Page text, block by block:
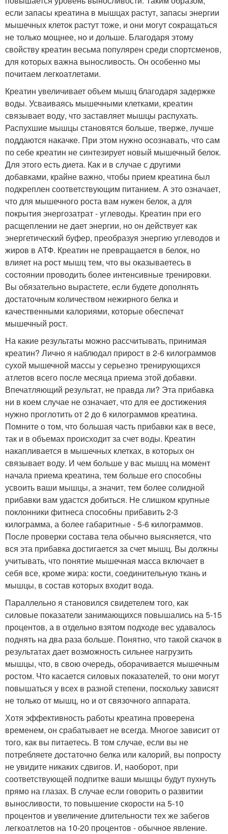
если запасы креатина в мышцах растут, запасы энергии
мышечных клеток растут тоже, и они могут сокращаться
не только мощнее, но и дольше. Благодаря этому
свойству креатин весьма популярен среди спортсменов,
для которых важна выносливость. Он особенно мы
почитаем легкоатлетами.
Креатин увеличивает объем мышц благодаря задержке
воды. Усваиваясь мышечными клетками, креатин
связывает воду, что заставляет мышцы распухать.
Распухшие мышцы становятся больше, тверже, лучше
поддаются накачке. При этом нужно осознавать, что сам
по себе креатин не синтезирует новый мышечный белок.
Для этого есть диета. Как и в случае с другими
добавками, крайне важно, чтобы прием креатина был
подкреплен соответствующим питанием. А это означает,
что для мышечного роста вам нужен белок, а для
покрытия энергозатрат - углеводы. Креатин при его
расщеплении не дает энергии, но он действует как
энергетический буфер, преобразуя энергию углеводов и
жиров в АТФ. Креатин не превращается в белок, но
влияет на рост мышц тем, что вы оказываетесь в
состоянии проводить более интенсивные тренировки.
Вы обязательно вырастете, если будете дополнять
достаточным количеством нежирного белка и
качественными калориями, которые обеспечат
мышечный рост.
На какие результаты можно рассчитывать, принимая
креатин? Лично я наблюдал прирост в 2-6 килограммов
сухой мышечной массы у серьезно тренирующихся
атлетов всего после месяца приема этой добавки.
Впечатляющий результат, не правда ли? Эта прибавка
ни в коем случае не означает, что для ее достижения
нужно проглотить от 2 до 6 килограммов креатина.
Помните о том, что большая часть прибавки как в весе,
так и в объемах происходит за счет воды. Креатин
накапливается в мышечных клетках, в которых он
связывает воду. И чем больше у вас мышц на момент
начала приема креатина, тем больше его способны
усвоить ваши мышцы, а значит, тем более солидной
прибавки вам удастся добиться. Не слишком крупные
поклонники фитнеса способны прибавить 2-3
килограмма, а более габаритные - 5-6 килограммов.
После проверки состава тела обычно выясняется, что
вся эта прибавка достигается за счет мышц. Вы должны
учитывать, что понятие мышечная масса включает в
себя все, кроме жира: кости, соединительную ткань и
мышцы, в состав которых входит вода.
Параллельно я становился свидетелем того, как
силовые показатели занимающихся повышались на 5-15
процентов, а в отдельно взятом подходе вес удавалось
поднять на два раза больше. Понятно, что такой скачок в
результатах дает возможность сильнее нагрузить
мышцы, что, в свою очередь, оборачивается мышечным
ростом. Что касается силовых показателей, то они могут
повышаться у всех в разной степени, поскольку зависят
не только от мышц, но и от связочного аппарата.
Хотя эффективность работы креатина проверена
временем, он срабатывает не всегда. Многое зависит от
того, как вы питаетесь. В том случае, если вы не
потребляете достаточно белка или калорий, вы попросту
не увидите никаких сдвигов. И, наоборот, при
соответствующей подпитке ваши мышцы будут пухнуть
прямо на глазах. В случае если говорить о развитии
выносливости, то повышение скорости на 5-10
процентов и увеличение длительности тех же забегов
легкоатлетов на 10-20 процентов - обычное явление.